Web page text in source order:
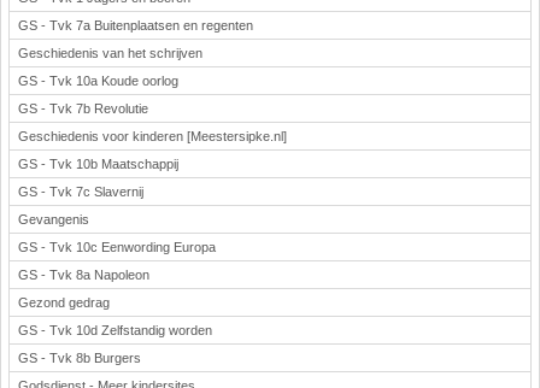
GS - Tvk 7a Buitenplaatsen en regenten
Geschiedenis van het schrijven
GS - Tvk 10a Koude oorlog
GS - Tvk 7b Revolutie
Geschiedenis voor kinderen [Meestersipke.nl]
GS - Tvk 10b Maatschappij
GS - Tvk 7c Slavernij
Gevangenis
GS - Tvk 10c Eenwording Europa
GS - Tvk 8a Napoleon
Gezond gedrag
GS - Tvk 10d Zelfstandig worden
GS - Tvk 8b Burgers